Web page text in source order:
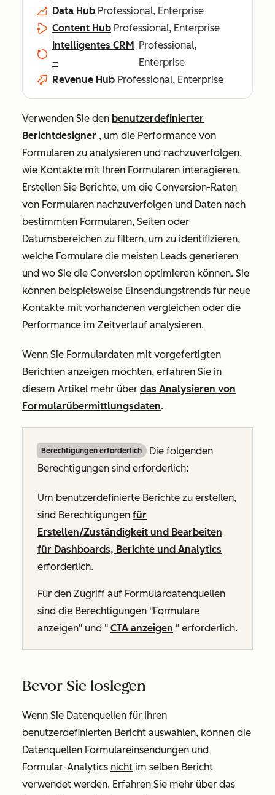
Data Hub Professional, Enterprise
Content Hub Professional, Enterprise
Intelligentes CRM
–
Professional,
Enterprise
Revenue Hub Professional, Enterprise
Verwenden Sie den benutzerdefinierter
Berichtdesigner , um die Performance von
Formularen zu analysieren und nachzuverfolgen,
wie Kontakte mit Ihren Formularen interagieren.
Erstellen Sie Berichte, um die Conversion-Raten
von Formularen nachzuverfolgen und Daten nach
bestimmten Formularen, Seiten oder
Datumsbereichen zu filtern, um zu identifizieren,
welche Formulare die meisten Leads generieren
und wo Sie die Conversion optimieren können. Sie
können beispielsweise Einsendungstrends für neue
Kontakte mit vorhandenen vergleichen oder die
Performance im Zeitverlauf analysieren.
Wenn Sie Formulardaten mit vorgefertigten
Berichten anzeigen möchten, erfahren Sie in
diesem Artikel mehr über das Analysieren von
Formularübermittlungsdaten.
Berechtigungen erforderlich
Die folgenden
Berechtigungen sind erforderlich:
Um benutzerdefinierte Berichte zu erstellen,
sind Berechtigungen für
Erstellen/Zuständigkeit und Bearbeiten
für Dashboards, Berichte und Analytics
erforderlich.
Für den Zugriff auf Formulardatenquellen
sind die Berechtigungen "Formulare
anzeigen" und " CTA anzeigen " erforderlich.
Bevor Sie loslegen
Wenn Sie Datenquellen für Ihren
benutzerdefinierten Bericht auswählen, können die
Datenquellen Formulareinsendungen und
Formular-Analytics nicht im selben Bericht
verwendet werden. Erfahren Sie mehr über das